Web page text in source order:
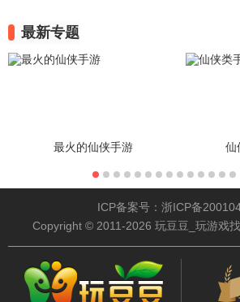
最新专题
最火的仙侠手游 仙
ICP备案号：浙ICP备
Copyright © 2011-2026 玩豆豆_玩游戏